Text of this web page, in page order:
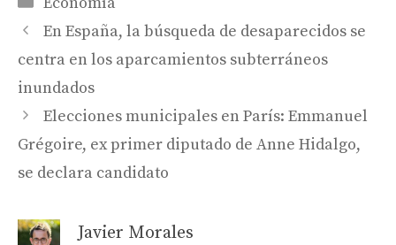
En España, la búsqueda de desaparecidos se
centra en los aparcamientos subterráneos
inundados
Elecciones municipales en París: Emmanuel
Grégoire, ex primer diputado de Anne Hidalgo,
se declara candidato
Javier Morales